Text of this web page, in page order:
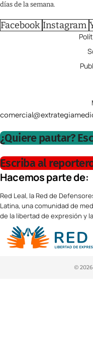
días de la semana.
Facebook Instagram
¿Quiere pautar?
Escriba al
Hacemos parte de:
Red Leal, la Red de
Latina, una comunidad de
de la libertad de expresión y
© 2026